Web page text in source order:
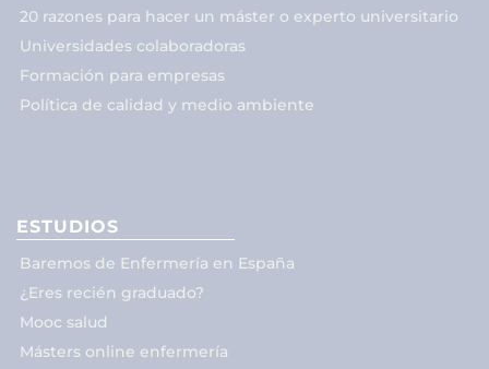
20 razones para hacer un máster o experto universitario
Universidades colaboradoras
Formación para empresas
Política de calidad y medio ambiente
ESTUDIOS
Baremos de Enfermería en España
¿Eres recién graduado?
Mooc salud
Másters online enfermería